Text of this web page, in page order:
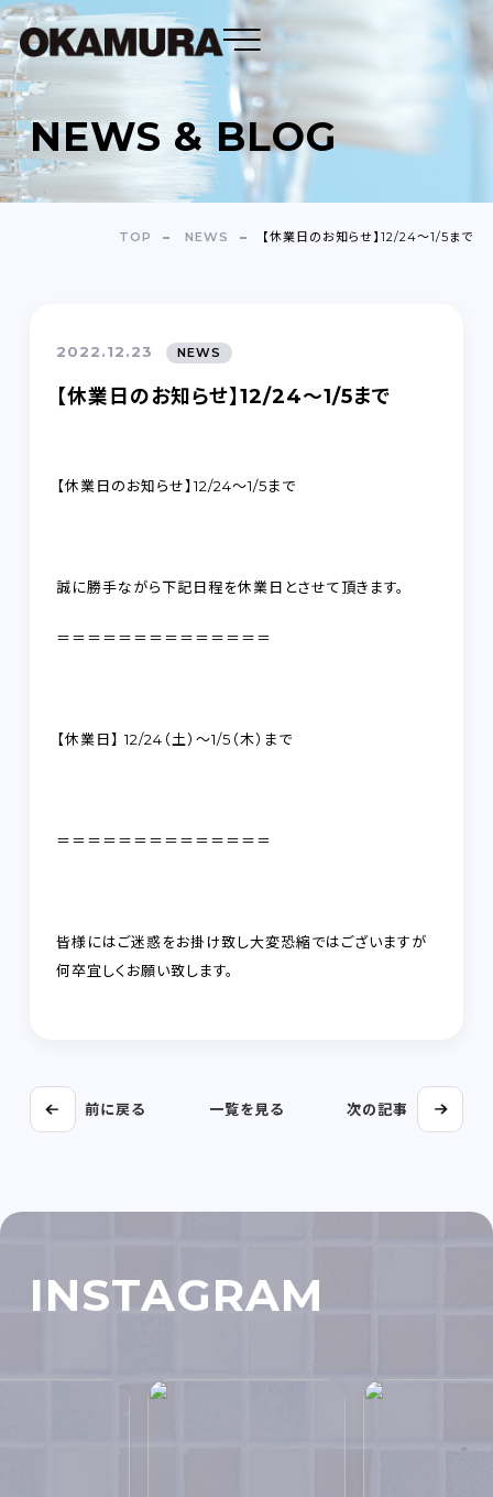
DENTAL FLOSS
TOOTH BRUSH
COMPANY
CONTACT
NEWS & BLOG
TOP NEWS 【休業日のお知らせ】12/24～1/5まで
2022.12.23 NEWS
【休業日のお知らせ】12/24～1/5まで
【休業日のお知らせ】12/24～1/5まで
誠に勝手ながら下記日程を休業日とさせて頂きます。
＝＝＝＝＝＝＝＝＝＝＝＝＝＝
【休業日】 12/24（土）～1/5（木）まで
＝＝＝＝＝＝＝＝＝＝＝＝＝＝
皆様にはご迷惑をお掛け致し大変恐縮ではございますが
何卒宜しくお願い致します。
前に戻る 一覧を見る 次の記事
INSTAGRAM